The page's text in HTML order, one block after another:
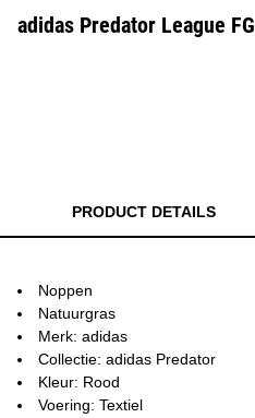
adidas Predator League FG
PRODUCT DETAILS
Noppen
Natuurgras
Merk: adidas
Collectie: adidas Predator
Kleur: Rood
Voering: Textiel